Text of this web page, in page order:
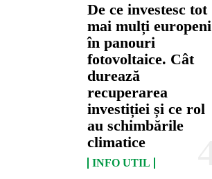
De ce investesc tot
mai mulți europeni
în panouri
fotovoltaice. Cât
durează
recuperarea
investiției și ce rol
au schimbările
climatice
INFO UTIL